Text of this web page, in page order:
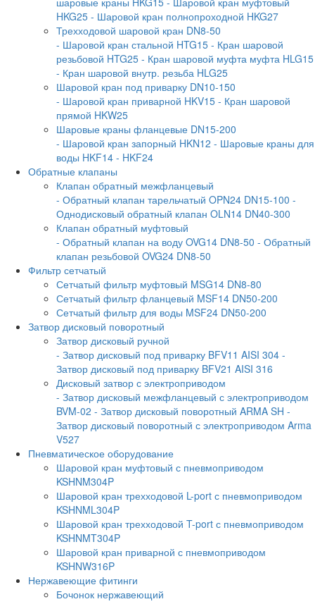
HKG25 - Шаровой кран полнопроходной HKG27
Трехходовой шаровой кран DN8-50
- Шаровой кран стальной HTG15 - Кран шаровой
резьбовой HTG25 - Кран шаровой муфта муфта HLG15
- Кран шаровой внутр. резьба HLG25
Шаровой кран под приварку DN10-150
- Шаровой кран приварной HKV15 - Кран шаровой
прямой HKW25
Шаровые краны фланцевые DN15-200
- Шаровой кран запорный HKN12 - Шаровые краны для
воды HKF14 - HKF24
Обратные клапаны
Клапан обратный межфланцевый
- Обратный клапан тарельчатый OPN24 DN15-100 -
Однодисковый обратный клапан OLN14 DN40-300
Клапан обратный муфтовый
- Обратный клапан на воду OVG14 DN8-50 - Обратный
клапан резьбовой OVG24 DN8-50
Фильтр сетчатый
Сетчатый фильтр муфтовый MSG14 DN8-80
Сетчатый фильтр фланцевый MSF14 DN50-200
Сетчатый фильтр для воды MSF24 DN50-200
Затвор дисковый поворотный
Затвор дисковый ручной
- Затвор дисковый под приварку BFV11 AISI 304 -
Затвор дисковый под приварку BFV21 AISI 316
Дисковый затвор с электроприводом
- Затвор дисковый межфланцевый с электроприводом
BVM-02 - Затвор дисковый поворотный ARMA SH -
Затвор дисковый поворотный с электроприводом Arma
V527
Пневматическое оборудование
Шаровой кран муфтовый с пневмоприводом
KSHNM304P
Шаровой кран трехходовой L-port с пневмоприводом
KSHNML304P
Шаровой кран трехходовой T-port с пневмоприводом
KSHNMT304P
Шаровой кран приварной с пневмоприводом
KSHNW316P
Нержавеющие фитинги
Бочонок нержавеющий